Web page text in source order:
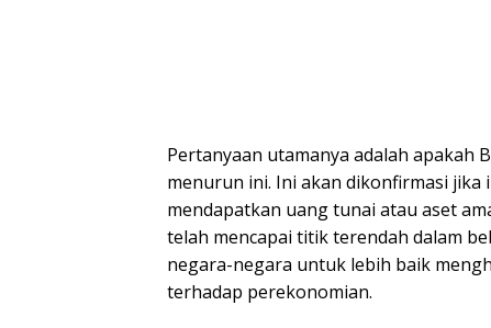
Pertanyaan utamanya adalah apakah
menurun ini. Ini akan dikonfirmasi
mendapatkan uang tunai atau aset
telah mencapai titik terendah dalam
negara-negara untuk lebih baik
terhadap perekonomian.